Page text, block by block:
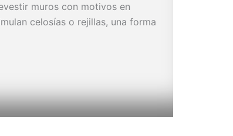
muros con motivos en
celosías o rejillas, una forma